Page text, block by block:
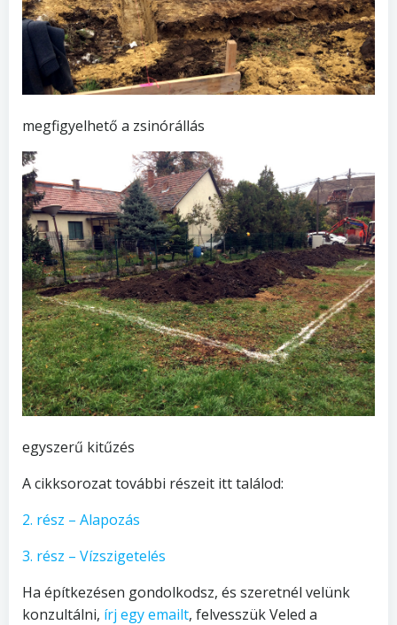
megfigyelhető a zsinórállás
egyszerű kitűzés
A cikksorozat további részeit itt találod:
2. rész – Alapozás
3. rész – Vízszigetelés
Ha építkezésen gondolkodsz, és szeretnél velünk
konzultálni, írj egy emailt, felvesszük Veled a